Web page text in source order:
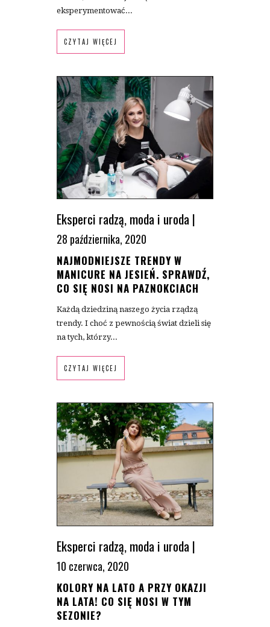
eksperymentować...
CZYTAJ WIĘCEJ
Eksperci radzą,moda i uroda|
28 października, 2020
NAJMODNIEJSZE TRENDY W
MANICURE NA JESIEŃ. SPRAWDŹ,
CO SIĘ NOSI NA PAZNOKCIACH
Każdą dziedziną naszego życia rządzą
trendy. I choć z pewnością świat dzieli się
na tych, którzy...
CZYTAJ WIĘCEJ
Eksperci radzą,moda i uroda |
10 czerwca, 2020
KOLORY NA LATO A PRZY OKAZJI
NA LATA! CO SIĘ NOSI W TYM
SEZONIE?